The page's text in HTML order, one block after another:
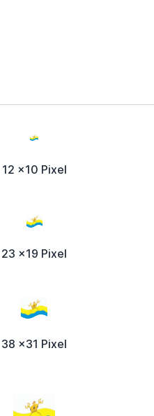
12 x10 Pixel
23 x19 Pixel
38 x31 Pixel